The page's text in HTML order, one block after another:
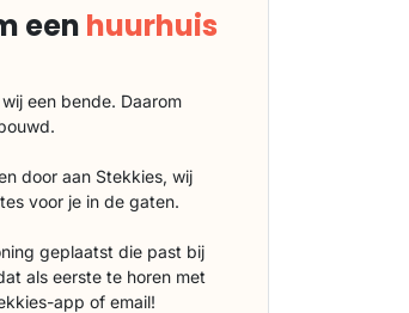
een huurhuis
een bende. Daarom
door aan Stekkies, wij
voor je in de gaten.
geplaatst die past bij
als eerste te horen met
app of email!